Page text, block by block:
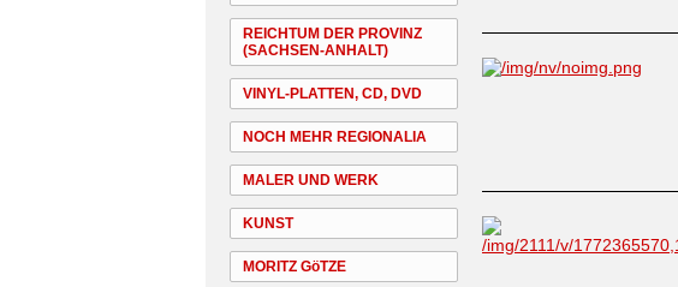
REICHTUM DER PROVINZ
(SACHSEN-ANHALT)
VINYL-PLATTEN, CD, DVD
NOCH MEHR REGIONALIA
MALER UND WERK
KUNST
MORITZ GöTZE